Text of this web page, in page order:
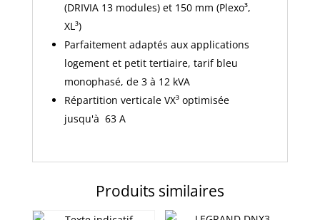
(DRIVIA 13 modules) et 150 mm (Plexo³,
XL³)
Parfaitement adaptés aux applications
logement et petit tertiaire, tarif bleu
monophasé, de 3 à 12 kVA
Répartition verticale VX³ optimisée
jusqu'à 63 A
Produits similaires